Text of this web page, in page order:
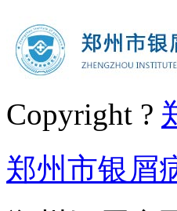
Copyright ?
郑州市银屑